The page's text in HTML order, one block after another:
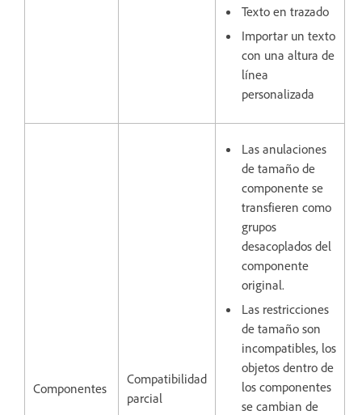
Texto en trazado
Importar un texto
con una altura de
línea
personalizada
Componentes
Compatibilidad
parcial
Las anulaciones
de tamaño de
componente se
transfieren como
grupos
desacoplados del
componente
original.
Las restricciones
de tamaño son
incompatibles, los
objetos dentro de
los componentes
se cambian de